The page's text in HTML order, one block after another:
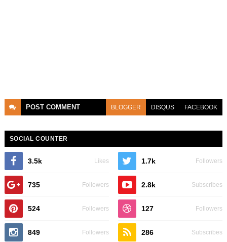
POST COMMENT BLOGGER DISQUS FACEBOOK
SOCIAL COUNTER
3.5k Likes 1.7k Followers
735 Followers 2.8k Subscribes
524 Followers 127 Followers
849 Followers 286 Subscribes